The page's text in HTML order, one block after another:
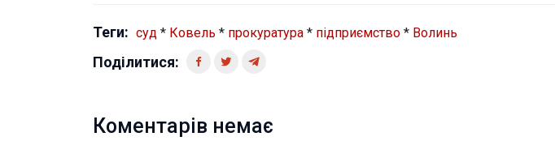
Теги: суд * Ковель * прокуратура * підприємство * Волинь
Поділитися:
Коментарів немає